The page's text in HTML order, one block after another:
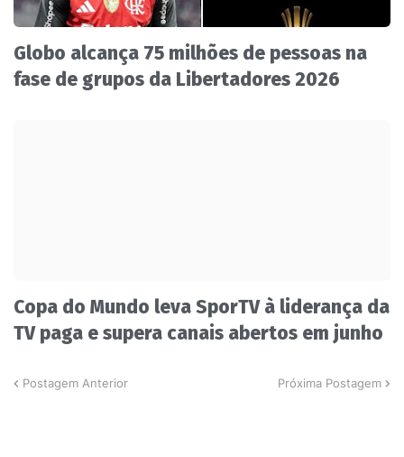
Globo alcança 75 milhões de pessoas na
fase de grupos da Libertadores 2026
Copa do Mundo leva SporTV à liderança da
TV paga e supera canais abertos em junho
Postagem Anterior Próxima Postagem